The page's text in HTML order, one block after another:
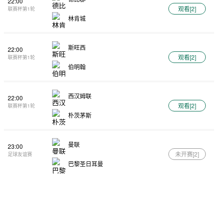
联赛杯第1轮
林肯城
观看[2]
22:00
联赛杯第1轮
斯旺西
伯明翰
观看[2]
22:00
联赛杯第1轮
西汉姆联
朴茨茅斯
观看[2]
23:00
足球友谊赛
曼联
巴黎圣日耳曼
未开赛[2]